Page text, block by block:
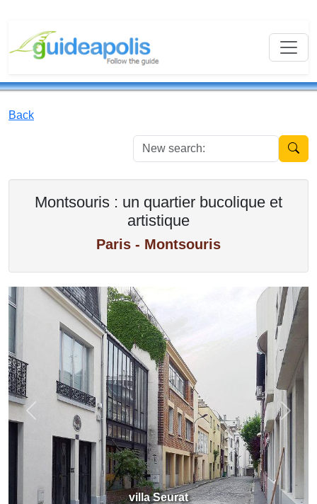
Back
New
Montsouris : un quartier bucolique et
artistique
Paris - Montsouris
villa Seurat
Previous Next